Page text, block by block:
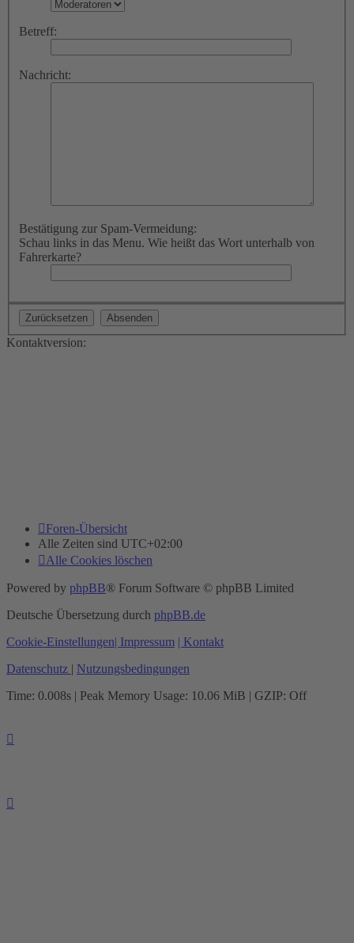
Betreff:
Nachricht:
Bestätigung zur Spam-Vermeidung:
Schau links in das Menu. Wie heißt das Wort unterhalb von
Fahrerkarte?
Kontaktversion:
Foren-Übersicht
Alle Zeiten sind UTC+02:00
Alle Cookies löschen
Powered by phpBB® Forum Software © phpBB Limited
Deutsche Übersetzung durch phpBB.de
Cookie-Einstellungen| Impressum | Kontakt
Datenschutz | Nutzungsbedingungen
Time: 0.008s | Peak Memory Usage: 10.06 MiB | GZIP: Off